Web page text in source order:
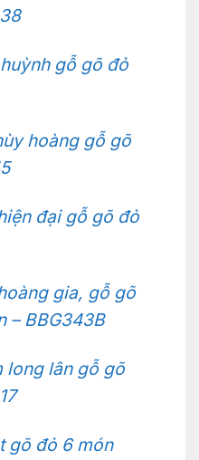
gỗ gõ đỏ
hoàng gỗ gõ
đại gỗ gõ đỏ
gia, gỗ gõ
– BBG343B
long lân gỗ gõ
gõ đỏ 6 món